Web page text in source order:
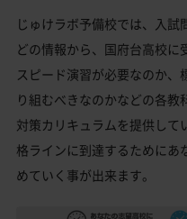
じゅけラボ予備校では、入
どの情報から、国府台高校に
スピード演習が必要なのか
り組むべきなのかなどの各
対策カリキュラムを提供して
格ラインに到達するためにあ
めていく事が出来ます。